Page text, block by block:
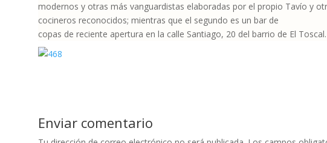
modernos y otras más vanguardistas elaboradas por el propio Tavío y
cocineros reconocidos; mientras que el segundo es un bar de
copas de reciente apertura en la calle Santiago, 20 del barrio de El Toscal.
Enviar comentario